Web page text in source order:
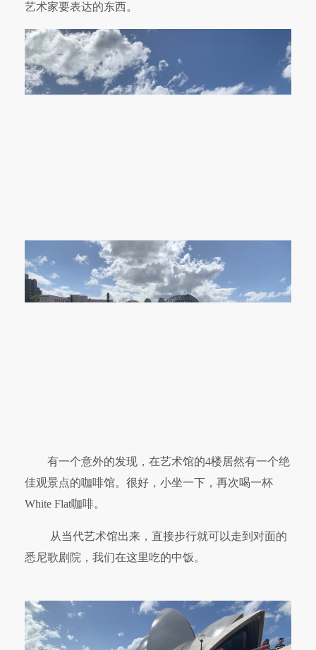
艺术家要表达的东西。
有一个意外的发现，在艺术馆的4楼居然有一个绝
佳观景点的咖啡馆。很好，小坐一下，再次喝一杯
White Flat咖啡。
从当代艺术馆出来，直接步行就可以走到对面的
悉尼歌剧院，我们在这里吃的中饭。